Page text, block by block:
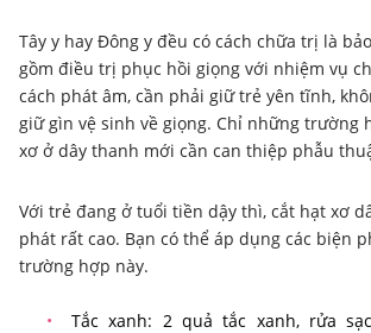
Tây y hay Đông y đều có cách chữa trị là
gồm điều trị phục hồi giọng với nhiệm vụ
cách phát âm, cần phải giữ trẻ yên tĩnh,
giữ gìn vệ sinh về giọng. Chỉ những trường
xơ ở dây thanh mới cần can thiệp phẫu
Với trẻ đang ở tuổi tiền dậy thì, cắt hạt xơ
phát rất cao. Bạn có thể áp dụng các biện
trường hợp này.
Tắc xanh: 2 quả tắc xanh, rửa